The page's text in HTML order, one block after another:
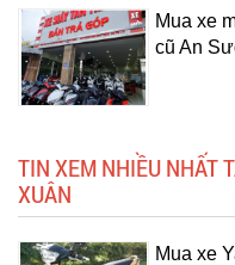
Mua xe
cũ An
TIN XEM NHIỀU NHẤT
XUÂN
Mua xe